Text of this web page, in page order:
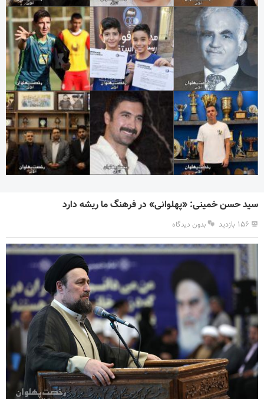
سید حسن خمینی: «پهلوانی» در فرهنگ ما ریشه دارد
۱۵۶ بازدید بدون دیدگاه